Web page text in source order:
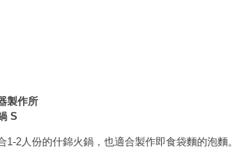
製作所
S
1-2人份的什錦火鍋，也適合製作即食袋麵的泡麵。